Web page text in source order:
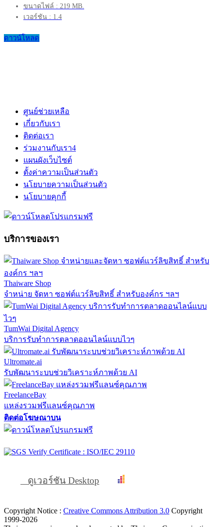
ขนาดไฟล์ : 219 MB.
เวอร์ชัน : 1.4
ดาวน์โหลด
ศูนย์ช่วยเหลือ
เกี่ยวกับเรา
ติดต่อเรา
ร่วมงานกับเรา4
แผนผังเว็บไซต์
ตั้งค่าความเป็นส่วนตัว
นโยบายความเป็นส่วนตัว
นโยบายคุกกี้
บริการของเรา
Thaiware Shop
จำหน่าย จัดหา ซอฟต์แวร์ลิขสิทธิ์ สำหรับองค์กร ฯลฯ
TumWai Digital Agency
บริการรับทำการตลาดออนไลน์แบบไวๆ
Ultromate.ai
รับพัฒนาระบบช่วยวิเคราะห์ภาพด้วย AI
FreelanceBay
แหล่งรวมฟรีแลนซ์คุณภาพ
ติดต่อโฆษณาบน
ดูเวอร์ชัน Desktop
Copyright Notice : Creative Commons Attribution 3.0 Copyright
1999-2026